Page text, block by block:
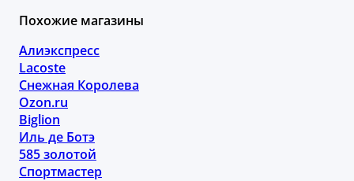
Похожие магазины
Алиэкспресс
Lacoste
Снежная Королева
Ozon.ru
Biglion
Иль де Ботэ
585 золотой
Спортмастер